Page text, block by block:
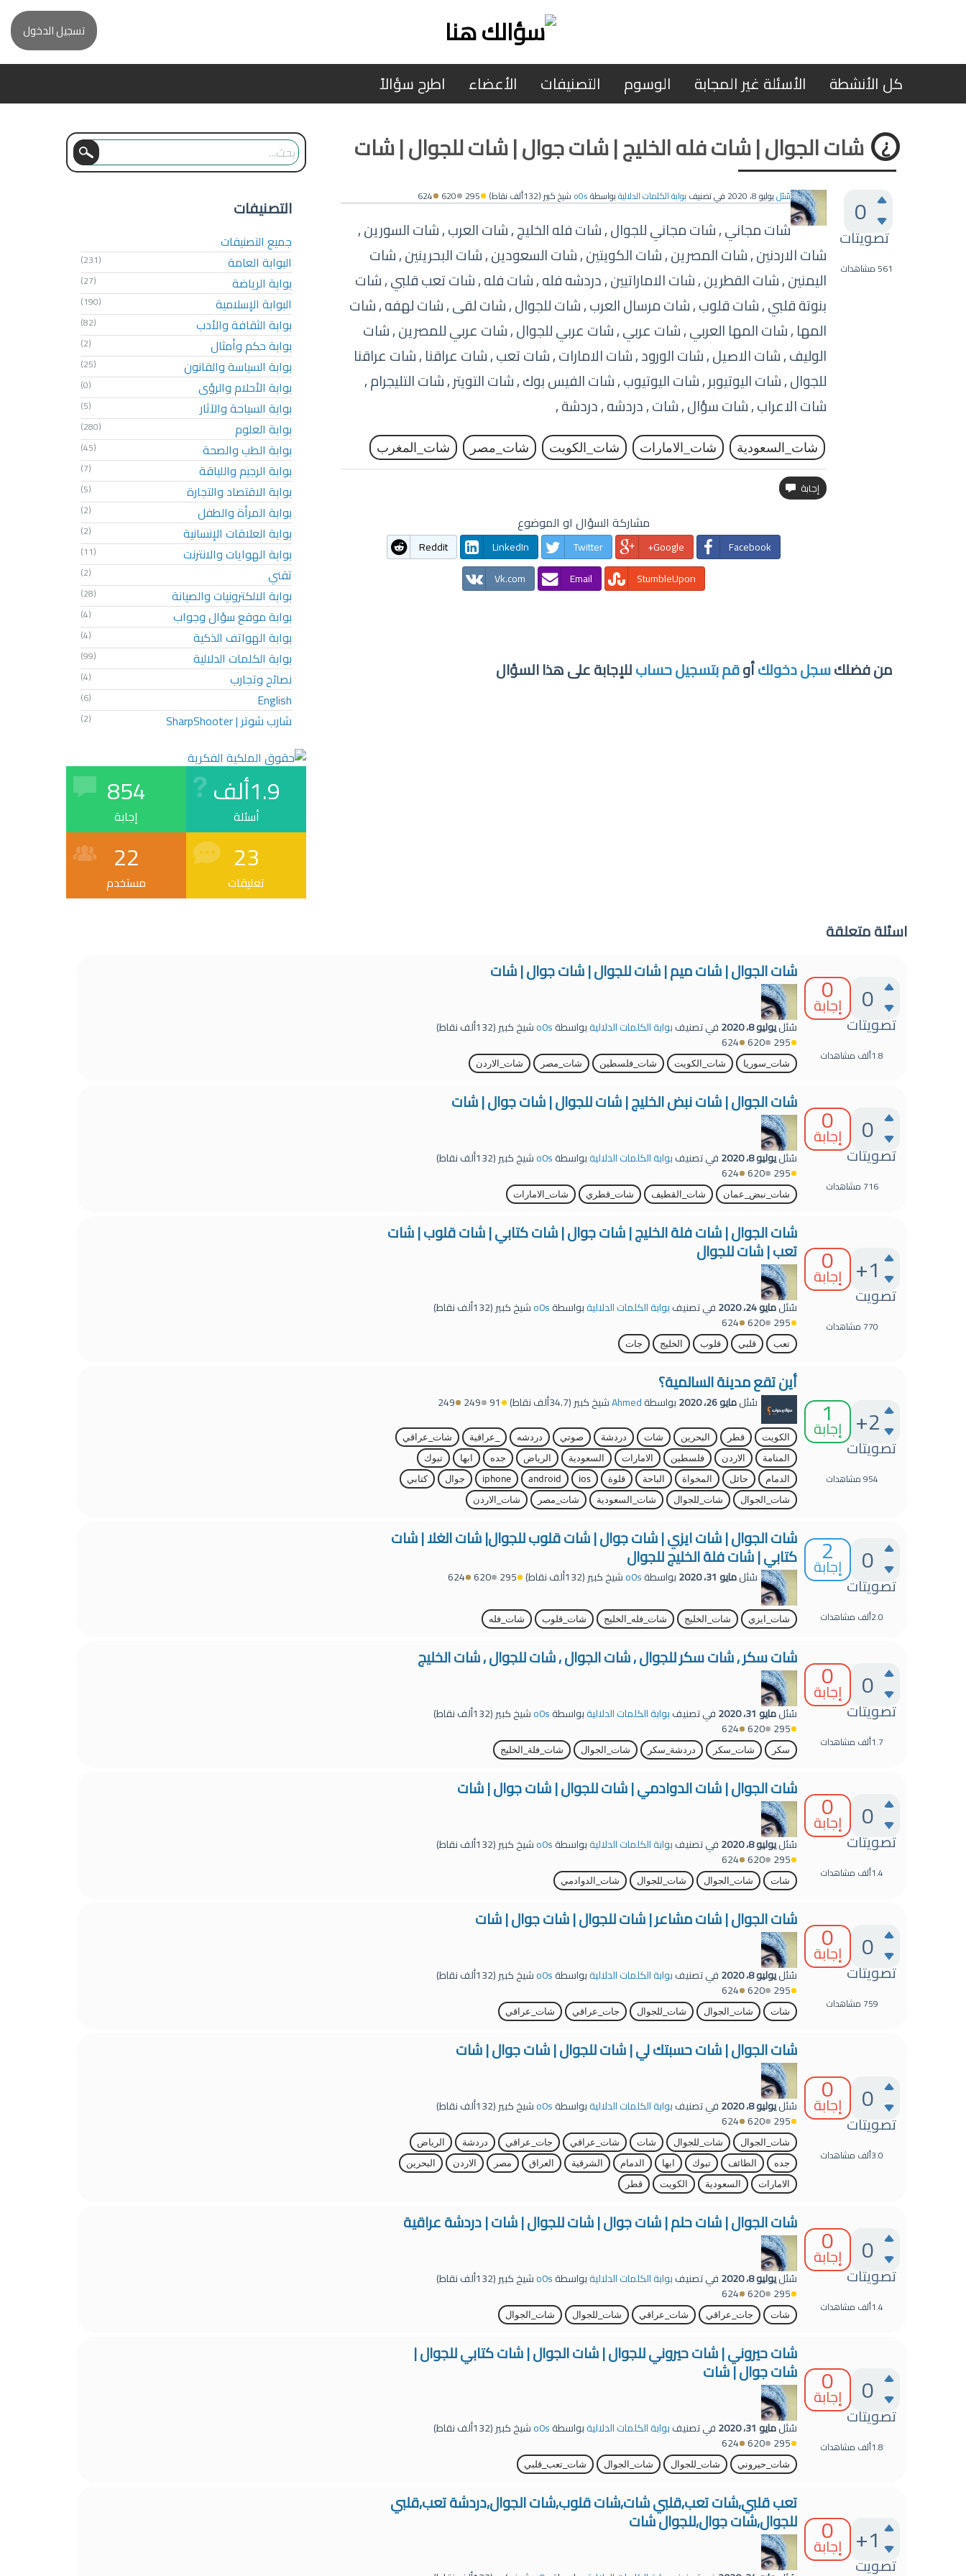
تسجيل الدخول
كل الأنشطة الأسئلة غير المجابة الوسوم التصنيفات الأعضاء اطرح سؤالاً
شات الجوال | شات فله الخليج | شات جوال | شات للجوال | شات
0
تصويتات
561مشاهدات
سُئليوليو 8، 2020 في تصنيف بوابة الكلمات الدلاليةبواسطةo0s شيخ كبير(132ألف نقاط) 295
620
624
شات مجاني , شات مجاني للجوال , شات فله الخليج , شات العرب , شات السورين ,
شات الاردنين , شات المصرين , شات الكويتين , شات السعودين , شات البحرينين , شات
اليمنين , شات القطرين , شات الاماراتيين , دردشه فله , شات فله , شات تعب قلبي , شات
بنوتة قلبي , شات قلوب , شات مرسال العرب , شات للجوال , شات لقى , شات لهفه , شات
المها , شات المها العربي , شات عربي , شات عربي للجوال , شات عربي للمصرين , شات
الوليف , شات الاصيل , شات الورود , شات الامارات , شات تعب , شات عراقنا , شات عراقنا
للجوال , شات اليوتيوبر , شات اليوتيوب , شات الفيس بوك , شات التويتر , شات التليجرام ,
شات الاعراب , شات سؤال , شات , دردشه , دردشة ,
شات_السعودية شات_الامارات شات_الكويت شات_مصر شات_المغرب
مشاركة السؤال او الموضوع
Facebook
Google+
Twitter
LinkedIn
Reddit
StumbleUpon
Email
Vk.com
من فضلكسجل دخولكأوقم بتسجيل حسابللإجابة على هذا السؤال
التصنيفات
جميع التصنيفات
البوابة العامة
(231)
بوابة الرياضة (27)
البوابة الإسلامية (190)
بوابة الثقافة والأدب (82)
بوابة حكم وأمثال (2)
بوابة السياسة والقانون (25)
بوابة الأحلام والرؤى (0)
بوابة السياحة والآثار (5)
بوابة العلوم (280)
بوابة الطب والصحة (45)
بوابة الرجيم واللياقة (7)
بوابة الاقتصاد والتجارة (5)
بوابة المرأة والطفل (2)
بوابة العلاقات الإنسانية (2)
بوابة الهوايات والانترنت (11)
تقني (2)
بوابة الالكترونيات والصيانة (28)
بوابة موقع سؤال وجواب (4)
بوابة الهواتف الذكية (4)
بوابة الكلمات الدلالية (99)
نصائح وتجارب (4)
English
(6)
شارب شوتر | SharpShooter (2)
1.9ألف
أسئلة
854
إجابة
23
تعليقات
22
مستخدم
اسئلة متعلقة
0
تصويتات
0
إجابة
1.8ألف مشاهدات
شات الجوال | شات ميم | شات للجوال | شات جوال | شات
سُئليوليو 8، 2020 في تصنيفبوابة الكلمات الدلاليةبواسطةo0sشيخ كبير(132ألف
نقاط)
295
620
624
شات_سوريا شات_الكويت شات_فلسطين شات_مصر شات_الاردن
0
تصويتات
0
إجابة
716 مشاهدات
شات الجوال | شات نبض الخليج | شات للجوال | شات جوال | شات
سُئليوليو 8، 2020 في تصنيفبوابة الكلمات الدلاليةبواسطةo0sشيخ كبير(132ألف
نقاط)
295
620
624
شات_نبض_عمان شات_القطيف شات_قطري شات_الامارات
+1
تصويت
0
إجابة
770 مشاهدات
شات الجوال | شات فلة الخليج | شات جوال | شات كتابي | شات قلوب | شات
تعب | شات للجوال
سُئلمايو 24، 2020 في تصنيفبوابة الكلمات الدلاليةبواسطةo0sشيخ كبير(132ألف
نقاط)
295
620
624
تعب قلبي قلوب الخليج جات
+2
تصويتات
1
إجابة
954مشاهدات
أين تقع مدينة السالمية؟
سُئلمايو 26، 2020 بواسطةAhmedشيخ كبير(34.7ألف نقاط) 91
249
249
الكويت قطر البحرين شات دردشة صوتي دردشه _عراقية
شات_عراقي
المنامة
الاردن فلسطين الامارات السعودية الرياض جده ابها
تبوك
الدمام
حائل المخواة الباحة قلوة ios
android
iphone جوال
كتابي
شات_الجوال
شات_للجوال شات_السعودية شات_مصر شات_الاردن
0
تصويتات
2
إجابة
2.0ألف مشاهدات
شات الجوال | شات ايزي | شات جوال | شات قلوب للجوال| شات الغلا | شات
كتابي | شات فلة الخليج للجوال
سُئلمايو 31، 2020 بواسطةo0sشيخ كبير(132ألف نقاط) 295
620
624
شات_ايزي شات_الخليج شات_فله_الخليج شات_قلوب شات_فله
0
تصويتات
0
إجابة
1.7ألف مشاهدات
شات سكر , شات سكر للجوال , شات الجوال , شات للجوال , شات الخليج
سُئلمايو 31، 2020 في تصنيفبوابة الكلمات الدلاليةبواسطةo0sشيخ كبير(132ألف
نقاط)
295
620
624
سكر شات_سكر دردشة_سكر شات_الجوال شات_فلة_الخليج
0
تصويتات
0
إجابة
1.4ألف مشاهدات
شات الجوال | شات الدوادمي | شات للجوال | شات جوال | شات
سُئليوليو 8، 2020 في تصنيفبوابة الكلمات الدلاليةبواسطةo0sشيخ كبير(132ألف
نقاط)
295
620
624
شات شات_الجوال شات_للجوال شات_الدوادمي
0
تصويتات
0
إجابة
759 مشاهدات
شات الجوال | شات مشاعر | شات للجوال | شات جوال | شات
سُئليوليو 8، 2020 في تصنيفبوابة الكلمات الدلاليةبواسطةo0sشيخ كبير(132ألف
نقاط)
295
620
624
شات شات_الجوال شات_للجوال جات_عراقي شات_عراقي
0
تصويتات
0
إجابة
3.0ألف مشاهدات
شات الجوال | شات حسبتك لي | شات للجوال | شات جوال | شات
سُئليوليو 8، 2020 في تصنيفبوابة الكلمات الدلاليةبواسطةo0sشيخ كبير(132ألف
نقاط)
295
620
624
شات_الجوال شات_للجوال شات شات_عراقي جات_عراقي دردشة
الرياض
جده
الطائف تبوك ابها الدمام الشرقية العراق مصر الاردن
البحرين
الامارات
السعودية الكويت قطر
0
تصويتات
0
إجابة
1.4ألف مشاهدات
شات الجوال | شات حلم | شات جوال | شات للجوال | شات | دردشة عراقية
سُئليوليو 8، 2020 في تصنيفبوابة الكلمات الدلاليةبواسطةo0sشيخ كبير(132ألف
نقاط)
295
620
624
شات جات_عراقي شات_عراقي شات_للجوال شات_الجوال
0
تصويتات
0
إجابة
1.8ألف مشاهدات
شات حيروني | شات حيروني للجوال | شات الجوال | شات كتابي للجوال |
شات جوال | شات
سُئلمايو 31، 2020 في تصنيفبوابة الكلمات الدلاليةبواسطةo0sشيخ كبير(132ألف
نقاط)
295
620
624
شات_حيروني شات_للجوال شات_الجوال شات_تعب_قلبي
+1
تصويت
0
إجابة
تعب قلبي,شات تعب,قلبي شات,شات قلوب,شات الجوال,دردشة تعب,قلبي
للجوال,شات جوال,للجوال شات